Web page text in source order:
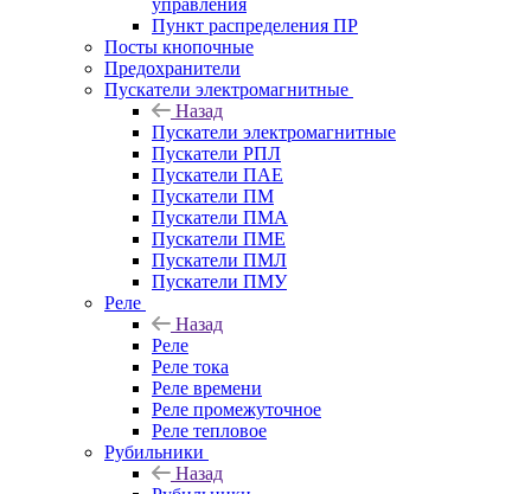
Пункт распределения ПР
Посты кнопочные
Предохранители
Пускатели электромагнитные
Назад
Пускатели электромагнитные
Пускатели РПЛ
Пускатели ПАЕ
Пускатели ПМ
Пускатели ПМА
Пускатели ПМЕ
Пускатели ПМЛ
Пускатели ПМУ
Реле
Назад
Реле
Реле тока
Реле времени
Реле промежуточное
Реле тепловое
Рубильники
Назад